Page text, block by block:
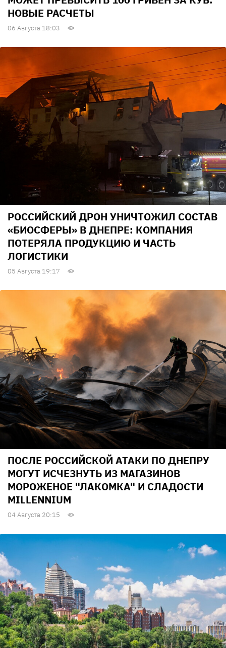
НОВЫЕ РАСЧЕТЫ
06 Августа 18:03
РОССИЙСКИЙ ДРОН УНИЧТОЖИЛ СОСТАВ
«БИОСФЕРЫ» В ДНЕПРЕ: КОМПАНИЯ
ПОТЕРЯЛА ПРОДУКЦИЮ И ЧАСТЬ
ЛОГИСТИКИ
05 Августа 19:17
ПОСЛЕ РОССИЙСКОЙ АТАКИ ПО ДНЕПРУ
МОГУТ ИСЧЕЗНУТЬ ИЗ МАГАЗИНОВ
МОРОЖЕНОЕ "ЛАКОМКА" И СЛАДОСТИ
MILLENNIUM
04 Августа 20:15